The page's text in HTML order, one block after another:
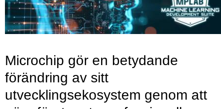
Microchip gör en betydande
förändring av sitt
utvecklingsekosystem genom att